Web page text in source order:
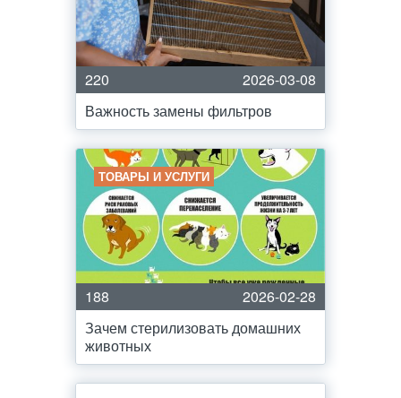
220
2026-03-08
Важность замены фильтров
ТОВАРЫ И УСЛУГИ
188
2026-02-28
Зачем стерилизовать домашних
животных